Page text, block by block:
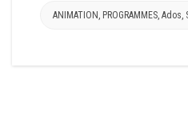
ANIMATION, PROGRAMMES, Ados,